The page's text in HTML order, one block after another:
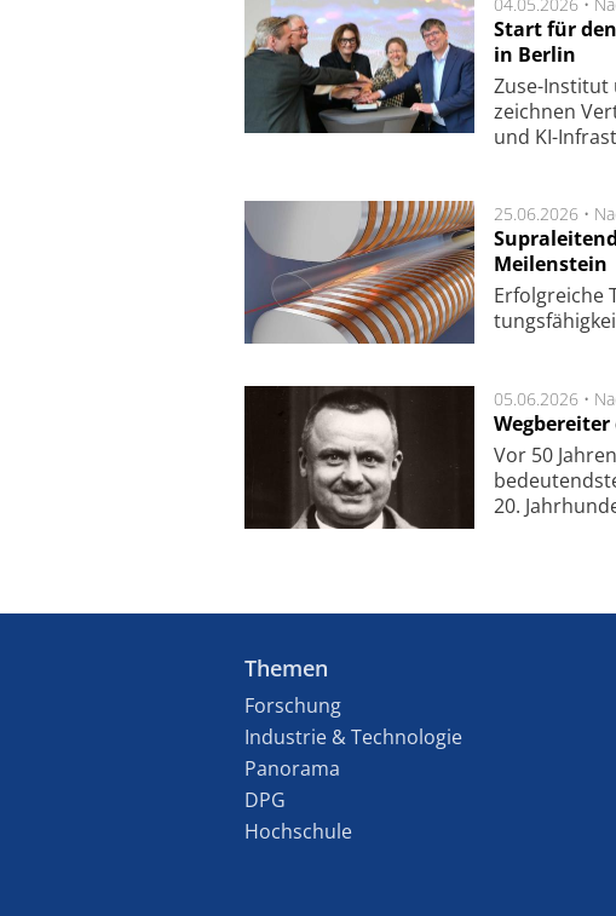
Start für
in Berlin
Zuse-
zeich­nen
und KI-
25.06.2026 •
Meilenstein
Er­folg­rei­che
05.06.2026 •
Vor 50
20.
Themen
Forschung
Industrie & Technologie
Panorama
DPG
Hochschule